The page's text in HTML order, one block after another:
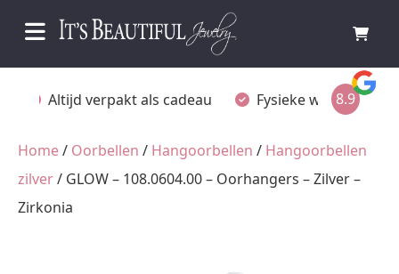
als cadeau Fysieke winkel in Ommen Gratis
8.9
Home/ Oorbellen / Hangoorbellen / Hangoorbellen
zilver/ GLOW – 108.0604.00 – Oorhangers – Zilver –
Zirkonia